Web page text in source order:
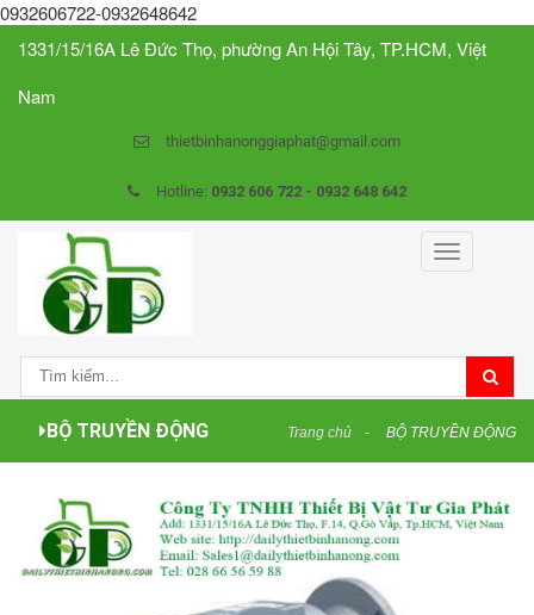
0932606722-0932648642
1331/15/16A Lê Đức Thọ, phường An Hội Tây, TP.HCM, Việt
Nam
thietbinhanonggiaphat@gmail.com
Hotline: 0932 606 722 - 0932 648 642
Toggle
navigation
BỘ TRUYỀN ĐỘNG Trang chủ BỘ TRUYỀN ĐỘNG